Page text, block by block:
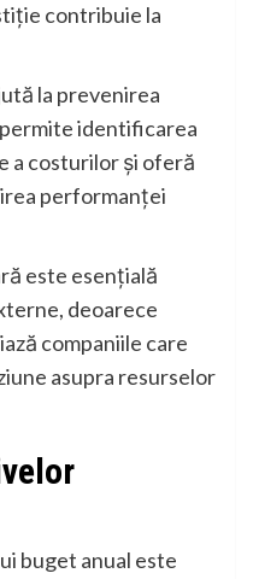
contribuie la
la prevenirea
identificarea
a costurilor și oferă
performanței
este esențială
deoarece
companiile care
asupra resurselor
buget anual este